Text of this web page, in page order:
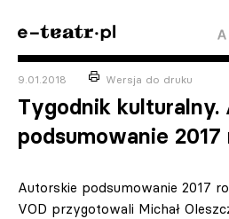
9.01.2018 Wersja do druku
Tygodnik kulturalny.
podsumowanie 2017
Autorskie podsumowanie 2017
VOD przygotowali Michał